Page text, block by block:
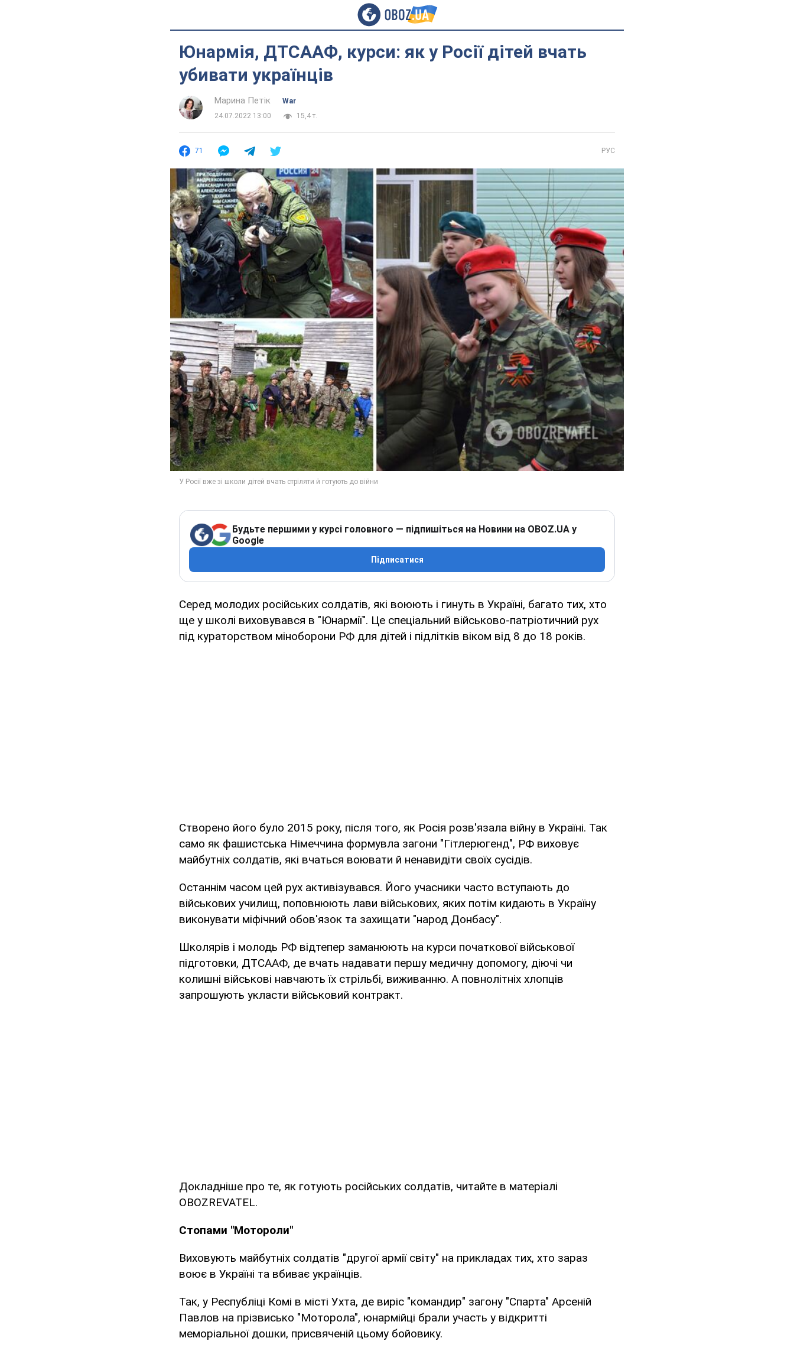
Юнармія, ДТСААФ, курси: як у Росії дітей вчать
убивати українців
Марина Петік
War
24.07.2022 13:00
15,4 т.
71 РУС
Будьте першими у курсі головного — підпишіться на Новини на OBOZ.UA у
Google
Підписатися
Серед молодих російських солдатів, які воюють і гинуть в Україні, багато тих, хто
ще у школі виховувався в "Юнармії". Це спеціальний військово-патріотичний рух
під кураторством міноборони РФ для дітей і підлітків віком від 8 до 18 років.
Створено його було 2015 року, після того, як Росія розв'язала війну в Україні. Так
само як фашистська Німеччина формувла загони "Гітлерюгенд", РФ виховує
майбутніх солдатів, які вчаться воювати й ненавидіти своїх сусідів.
Останнім часом цей рух активізувався. Його учасники часто вступають до
військових училищ, поповнюють лави військових, яких потім кидають в Україну
виконувати міфічний обов'язок та захищати "народ Донбасу".
Школярів і молодь РФ відтепер заманюють на курси початкової військової
підготовки, ДТСААФ, де вчать надавати першу медичну допомогу, діючі чи
колишні військові навчають їх стрільбі, виживанню. А повнолітніх хлопців
запрошують укласти військовий контракт.
Докладніше про те, як готують російських солдатів, читайте в матеріалі
OBOZREVATEL.
Стопами "Мотороли"
Виховують майбутніх солдатів "другої армії світу" на прикладах тих, хто зараз
воює в Україні та вбиває українців.
Так, у Республіці Комі в місті Ухта, де виріс "командир" загону "Спарта" Арсеній
Павлов на прізвисько "Моторола", юнармійці брали участь у відкритті
меморіальної дошки, присвяченій цьому бойовику.